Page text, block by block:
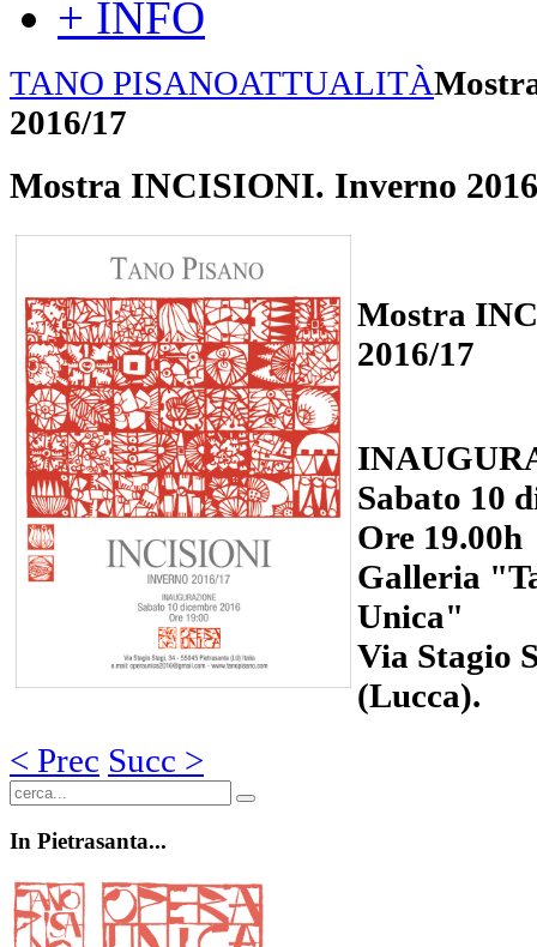
+ INFO
TANO PISANOATTUALITÀ
2016/17
Mostra INCISIONI. Inverno
Mostra
2016/17
Sabato 10
Ore 19.00h
Galleria
Unica"
Via Stagio
(Lucca).
< Prec Succ >
In Pietrasanta...